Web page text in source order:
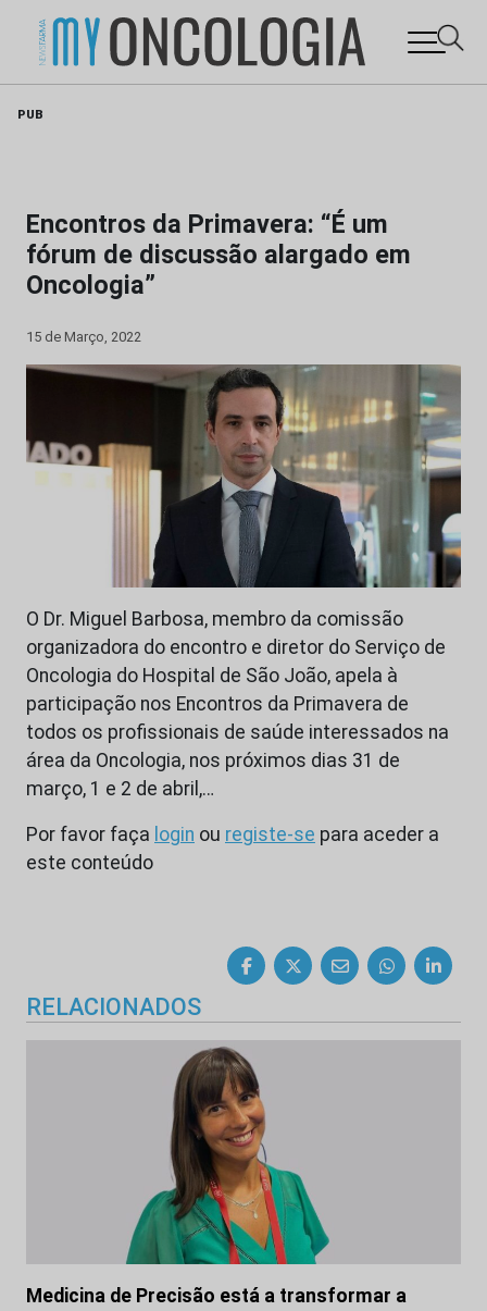
PUB
Encontros da Primavera: “É um
fórum de discussão alargado em
Oncologia”
15 de Março, 2022
O Dr. Miguel Barbosa, membro da comissão
organizadora do encontro e diretor do Serviço de
Oncologia do Hospital de São João, apela à
participação nos Encontros da Primavera de
todos os profissionais de saúde interessados na
área da Oncologia, nos próximos dias 31 de
março, 1 e 2 de abril,…
Por favor faça login ou registe-se para aceder a
este conteúdo
RELACIONADOS
Medicina de Precisão está a transformar a